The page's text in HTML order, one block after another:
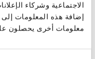
الاجتماعية وشركاء
إضافة هذه المعلومات
معلومات أخرى يحصلون
إطار جسدي
المرتبط بالصدمة